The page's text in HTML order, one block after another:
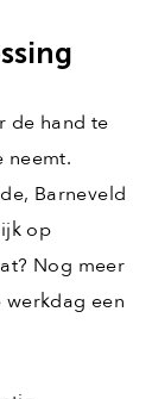
de hand te
neemt.
Barneveld
op
Nog meer
een